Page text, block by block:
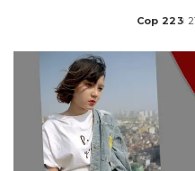
Posted
Cop 223